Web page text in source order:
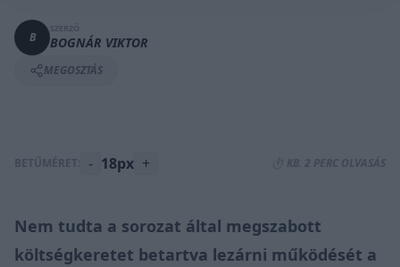
B BOGNÁR VIKTOR
MEGOSZTÁS
BETŰMÉRET: - 18px + ⏱️ KB. 2 PERC OLVASÁS
Nem tudta a sorozat által megszabott
költségkeretet betartva lezárni működését a